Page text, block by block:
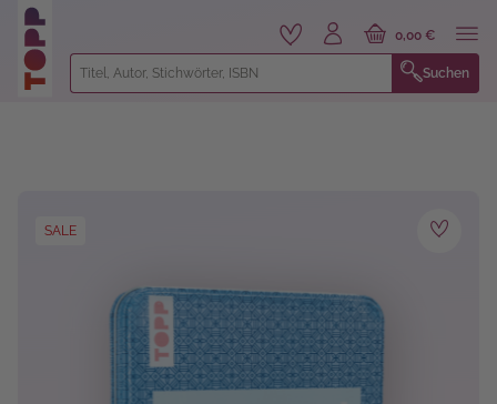
springen
Suchen
0,00 €
SALE